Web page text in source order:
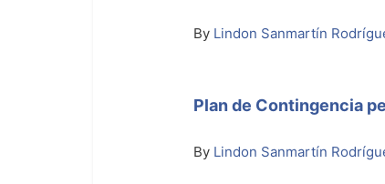
By Lindon Sanmartín
Plan de Contingencia
By Lindon Sanmartín